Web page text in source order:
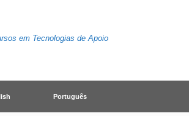
em Tecnologias de Apoio
Português